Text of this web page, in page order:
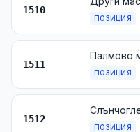
1510
ПОЗИЦИЯ
1511
ПОЗИЦИЯ
1512
ПОЗИЦИЯ